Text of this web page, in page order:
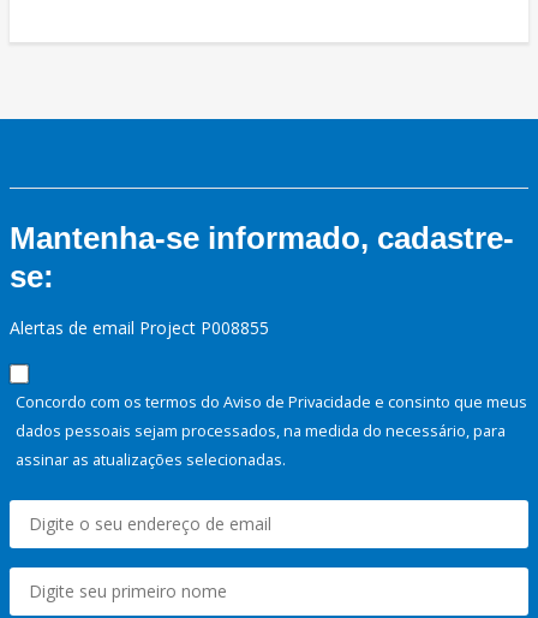
Mantenha-se informado, cadastre-
se:
Alertas de email Project P008855
Concordo com os termos do Aviso de Privacidade e consinto que meus
dados pessoais sejam processados, na medida do necessário, para
assinar as atualizações selecionadas.